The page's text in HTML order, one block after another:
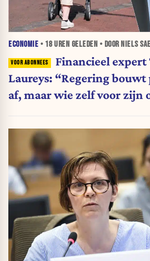
ECONOMIE • 18 UREN GELEDEN • DOOR NIELS
Financieel expert
Laureys: “Regering bouwt
af, maar wie zelf voor zijn